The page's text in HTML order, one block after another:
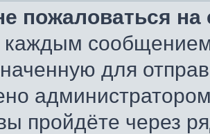
пожаловаться
сообщением
для
пройдёте через